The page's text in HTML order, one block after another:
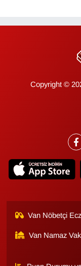
Copyright ©
Van Nöbetçi
Van Namaz